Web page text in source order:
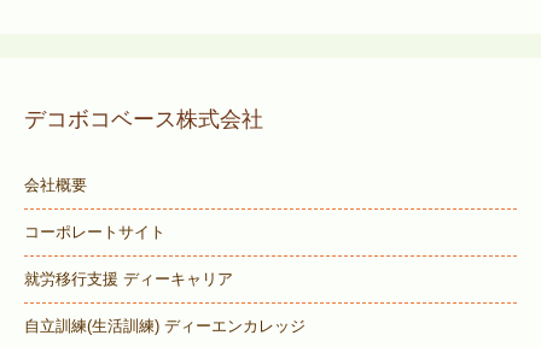
デコボコベース株式会社
会社概要
コーポレートサイト
就労移行支援 ディーキャリア
自立訓練(生活訓練) ディーエンカレッジ